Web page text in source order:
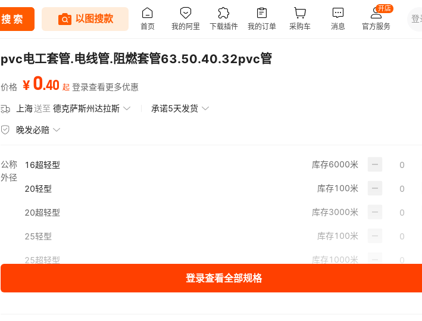
pvc电工套管.电线管.阻燃套管63.50.40.32pvc管
价格 ¥ 0.40 起 登录查看更多优惠
上海送至 德克萨斯州达拉斯 承诺5天发货
晚发必赔
公称
外径
16超轻型 库存6000米
20轻型 库存100米
20超轻型 库存3000米
25轻型 库存100米
25超轻型 库存1000米
登录查看全部规格